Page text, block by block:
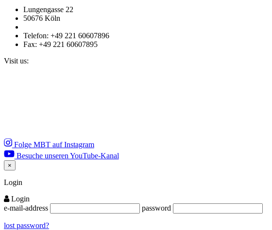
Lungengasse 22
50676 Köln
Telefon: +49 221 60607896
Fax: +49 221 60607895
Visit us:
Folge MBT auf Instagram
Besuche unseren YouTube-Kanal
×
Close
Login
Login
e-mail-address
password
lost password?